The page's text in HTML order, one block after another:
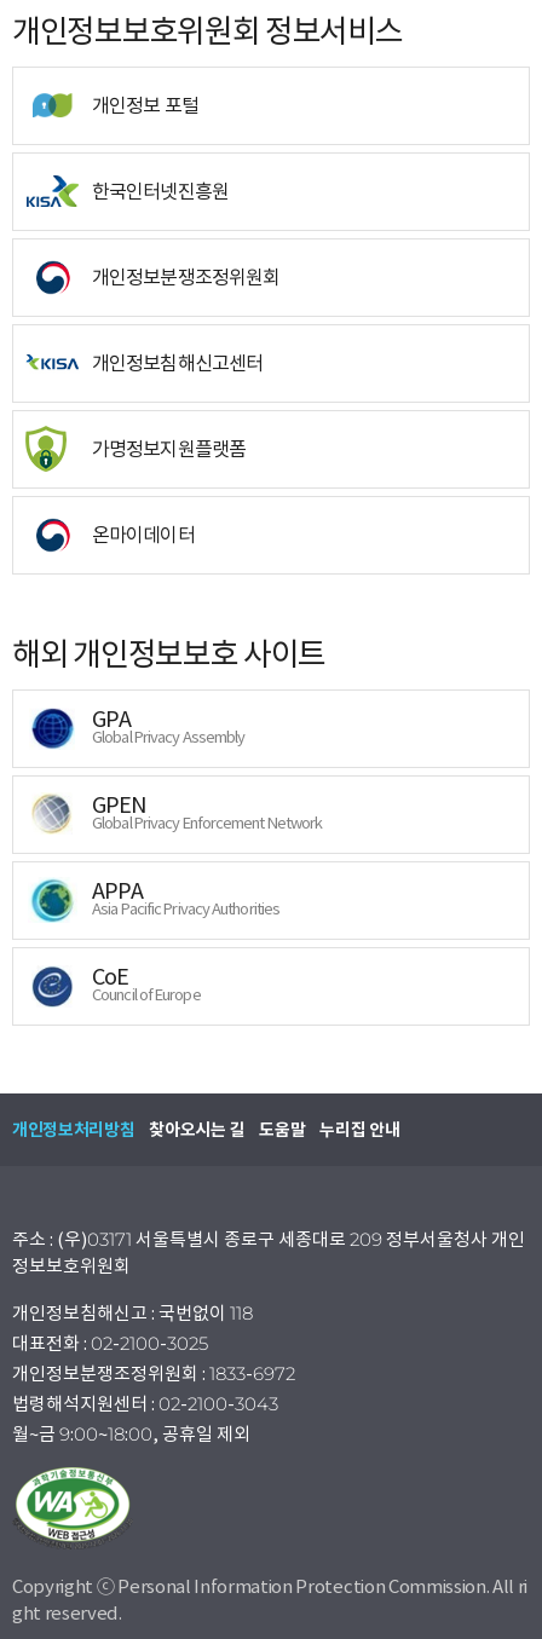
개인정보보호위원회 정보서비스
개인정보 포털
한국인터넷진흥원
개인정보분쟁조정위원회
개인정보침해신고센터
가명정보지원플랫폼
온마이데이터
해외 개인정보보호 사이트
GPA
Global Privacy Assembly
GPEN
Global Privacy Enforcement Network
APPA
Asia Pacific Privacy Authorities
CoE
Council of Europe
개인정보처리방침 찾아오시는 길 도움말 누리집 안내
주소 : (우)03171 서울특별시 종로구 세종대로 209 정부서울청사 개인
정보보호위원회
개인정보침해신고 : 국번없이 118
대표전화 : 02-2100-3025
개인정보분쟁조정위원회 : 1833-6972
법령해석지원센터 : 02-2100-3043
월~금 9:00~18:00, 공휴일 제외
Copyright ⓒ Personal Information Protection Commission. All ri
ght reserved.